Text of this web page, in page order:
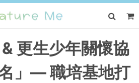
更生少年關懷協
」— 職培基地打